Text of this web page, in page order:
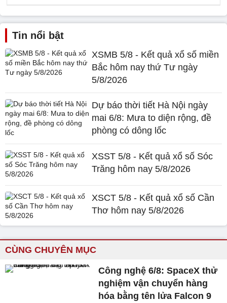
Tin nổi bật
XSMB 5/8 - Kết quả xổ số miền
Bắc hôm nay thứ Tư ngày
5/8/2026
Dự báo thời tiết Hà Nội ngày
mai 6/8: Mưa to diện rộng, đề
phòng có dông lốc
XSST 5/8 - Kết quả xổ số Sóc
Trăng hôm nay 5/8/2026
XSCT 5/8 - Kết quả xổ số Cần
Thơ hôm nay 5/8/2026
CÙNG CHUYÊN MỤC
Công nghệ 6/8: SpaceX thử
nghiệm vận chuyển hàng
hóa bằng tên lửa Falcon 9